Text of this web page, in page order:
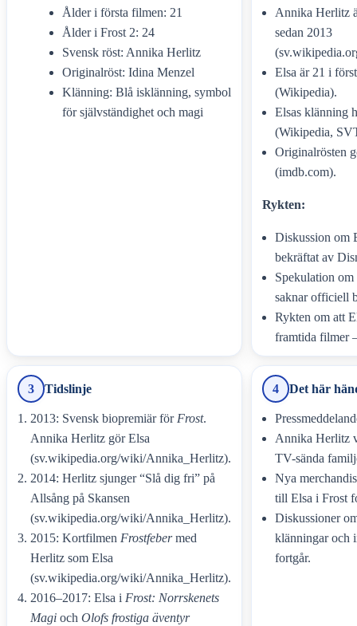
Ålder i första filmen: 21
Ålder i Frost 2: 24
Svensk röst: Annika Herlitz
Originalröst: Idina Menzel
Klänning: Blå isklänning, symbol
för självständighet och magi
Annika Herlitz
sedan 2013
Elsa är 21 i
(Wikipedia).
Elsas klänning
(Wikipedia,
Originalrösten
(imdb.com).
Rykten:
Diskussion om
bekräftat av
Spekulation
saknar officiell
Rykten om att
framtida filmer
3 Tidslinje
2013: Svensk biopremiär för Frost.
Annika Herlitz gör Elsa
(sv.wikipedia.org/wiki/Annika_Herlitz).
2014: Herlitz sjunger “Slå dig fri” på
Allsång på Skansen
(sv.wikipedia.org/wiki/Annika_Herlitz).
2015: Kortfilmen Frostfebermed
Herlitz som Elsa
(sv.wikipedia.org/wiki/Annika_Herlitz).
2016–2017: Elsa i Frost: Norrskenets
Magioch Olofs frostiga äventyr
4 Det här
Annika Herlitz
TV-sända
Nya
till Elsa i Frost
Diskussioner
klänningar och
fortgår.